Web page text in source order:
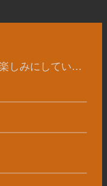
私たちはあなたからのお手紙を楽しみにしています